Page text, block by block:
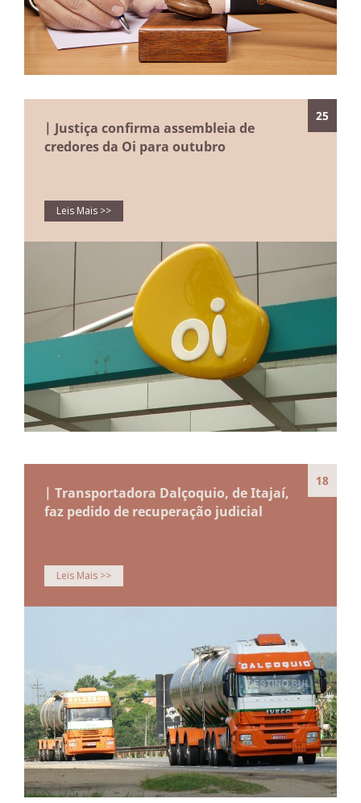
25
| Justiça confirma assembleia de
credores da Oi para outubro
Leis Mais >>
18
| Transportadora Dalçoquio, de Itajaí,
faz pedido de recuperação judicial
Leis Mais >>